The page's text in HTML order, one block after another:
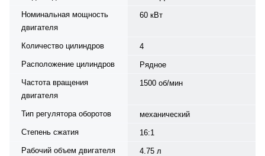
Номинальная мощность
двигателя
60 кВт
Количество цилиндров
4
Расположение цилиндров
Рядное
Частота вращения
двигателя
1500 об/мин
Тип регулятора оборотов
механический
Степень сжатия
16:1
Рабочий объем двигателя
4.75 л